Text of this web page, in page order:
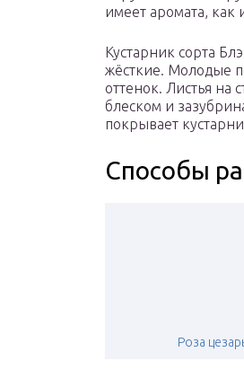
имеет аромата, как
Кустарник сорта
жёсткие. Молодые
оттенок. Листья на
блеском и
покрывает
Способы
Роза